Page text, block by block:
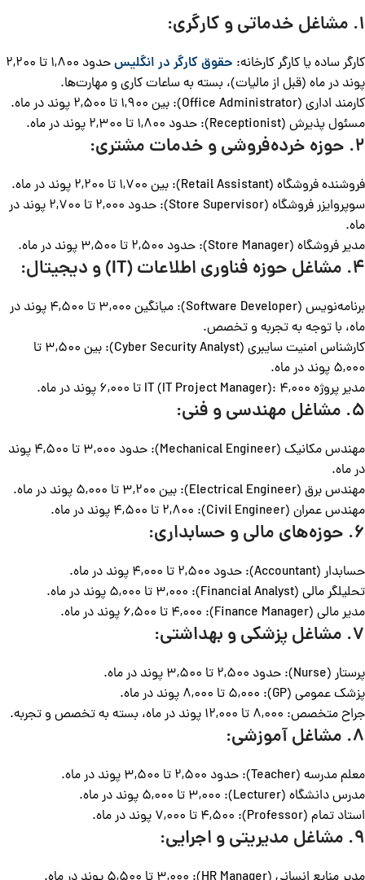
1. مشاغل خدماتی و کارگری:
کارگر ساده یا کارگر کارخانه: حقوق کارگر در انگلیس
حدود 1,800 تا 2,200
پوند در ماه (قبل از مالیات)، بسته به ساعات کاری و مهارت‌ها.
کارمند اداری (Office Administrator): بین 1,900 تا 2,500 پوند در ماه.
مسئول پذیرش (Receptionist): حدود 1,800 تا 2,300 پوند در ماه.
2. حوزه خرده‌فروشی و خدمات مشتری:
فروشنده فروشگاه (Retail Assistant): بین 1,700 تا 2,200 پوند در ماه.
سوپروایزر فروشگاه (Store Supervisor): حدود 2,000 تا 2,700 پوند در
ماه.
مدیر فروشگاه (Store Manager): حدود 2,500 تا 3,500 پوند در ماه.
4. مشاغل حوزه فناوری اطلاعات (IT) و دیجیتال:
برنامه‌نویس (Software Developer): میانگین 3,000 تا 4,500 پوند در
ماه، با توجه به تجربه و تخصص.
کارشناس امنیت سایبری (Cyber Security Analyst): بین 3,500 تا
5,000 پوند در ماه.
مدیر پروژه IT (IT Project Manager): 4,000 تا 6,000 پوند در ماه.
5. مشاغل مهندسی و فنی:
مهندس مکانیک (Mechanical Engineer): حدود 3,000 تا 4,500 پوند
در ماه.
مهندس برق (Electrical Engineer): بین 3,200 تا 5,000 پوند در ماه.
مهندس عمران (Civil Engineer): 2,800 تا 4,500 پوند در ماه.
6. حوزه‌های مالی و حسابداری:
حسابدار (Accountant): حدود 2,500 تا 4,000 پوند در ماه.
تحلیلگر مالی (Financial Analyst): 3,000 تا 5,000 پوند در ماه.
مدیر مالی (Finance Manager): 4,000 تا 6,500 پوند در ماه.
7. مشاغل پزشکی و بهداشتی:
پرستار (Nurse): حدود 2,500 تا 3,500 پوند در ماه.
پزشک عمومی (GP): 5,000 تا 8,000 پوند در ماه.
جراح متخصص: 8,000 تا 12,000 پوند در ماه، بسته به تخصص و تجربه.
8. مشاغل آموزشی:
معلم مدرسه (Teacher): حدود 2,500 تا 3,500 پوند در ماه.
مدرس دانشگاه (Lecturer): 3,000 تا 5,000 پوند در ماه.
استاد تمام (Professor): 4,500 تا 7,000 پوند در ماه.
9. مشاغل مدیریتی و اجرایی: